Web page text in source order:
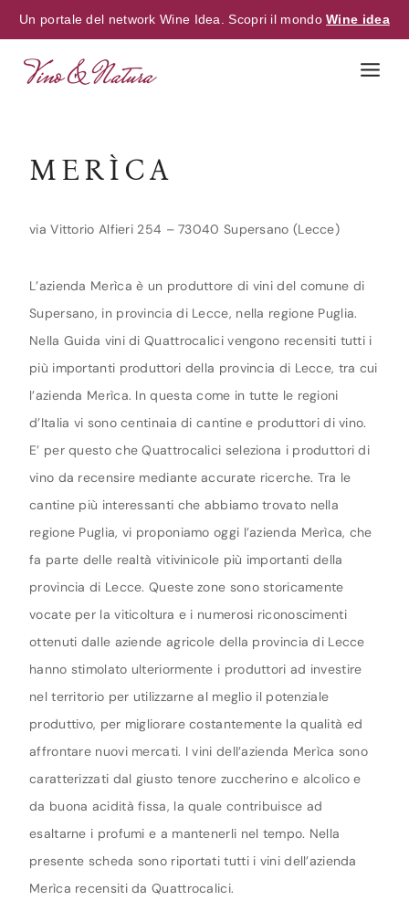
Un portale del network Wine Idea. Scopri il mondoWine idea
MERÌCA
via Vittorio Alfieri 254 – 73040 Supersano (Lecce)
L’azienda Merìca è un produttore di vini del comune di
Supersano, in provincia di Lecce, nella regione Puglia.
Nella Guida vini di Quattrocalici vengono recensiti tutti i
più importanti produttori della provincia di Lecce, tra cui
l’azienda Merìca. In questa come in tutte le regioni
d’Italia vi sono centinaia di cantine e produttori di vino.
E’ per questo che Quattrocalici seleziona i produttori di
vino da recensire mediante accurate ricerche. Tra le
cantine più interessanti che abbiamo trovato nella
regione Puglia, vi proponiamo oggi l’azienda Merìca, che
fa parte delle realtà vitivinicole più importanti della
provincia di Lecce. Queste zone sono storicamente
vocate per la viticoltura e i numerosi riconoscimenti
ottenuti dalle aziende agricole della provincia di Lecce
hanno stimolato ulteriormente i produttori ad investire
nel territorio per utilizzarne al meglio il potenziale
produttivo, per migliorare costantemente la qualità ed
affrontare nuovi mercati. I vini dell’azienda Merìca sono
caratterizzati dal giusto tenore zuccherino e alcolico e
da buona acidità fissa, la quale contribuisce ad
esaltarne i profumi e a mantenerli nel tempo. Nella
presente scheda sono riportati tutti i vini dell’azienda
Merìca recensiti da Quattrocalici.